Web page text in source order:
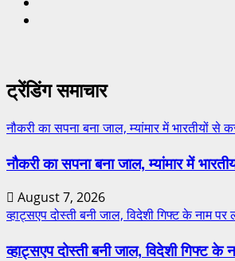
ट्रेंडिंग समाचार
नौकरी का सपना बना जाल, म्यांमार में भारतीयों से
नौकरी का सपना बना जाल, म्यांमार में
August 7, 2026
व्हाट्सएप दोस्ती बनी जाल, विदेशी गिफ्ट के नाम पर
व्हाट्सएप दोस्ती बनी जाल, विदेशी गिफ्ट के